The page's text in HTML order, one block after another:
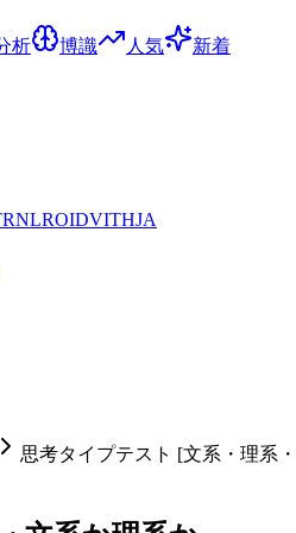
析 博識 人気 新着
NLROIDVITHJA
思考タイプテスト [文系・理系